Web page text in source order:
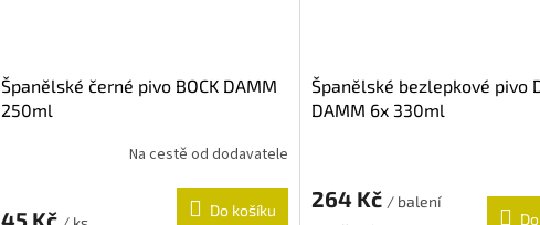
Španělské černé pivo BOCK DAMM
250ml
Na cestě od dodavatele
45 Kč Do košíku
Španělské bezlepkové pivo
DAMM 6x 330ml
264 Kč / balení